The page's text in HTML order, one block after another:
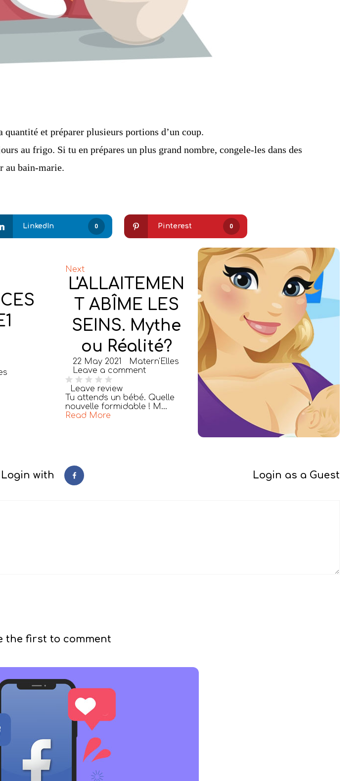
et préparer plusieurs portions d’un coup.
au frigo. Si tu en prépares un plus grand nombre, congele-les dans des
au bain-marie.
LinkedIn 0 Pinterest 0
Next
L'ALLAITEMEN
T ABÎME LES
SEINS. Mythe
ou Réalité?
22 May 2021
Matern'Elles
Leave a comment
Leave review
Tu attends un bébé. Quelle
nouvelle formidable ! M...
Read More
Login with Login as a Guest
the first to comment